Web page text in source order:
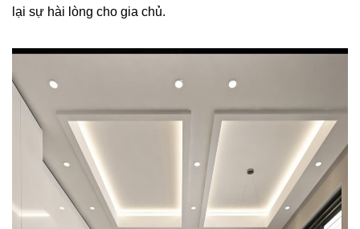
lại sự hài lòng cho gia chủ.